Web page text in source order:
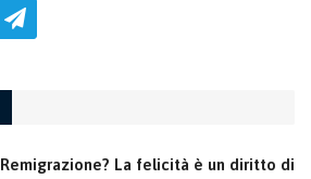
La felicità è un diritto di